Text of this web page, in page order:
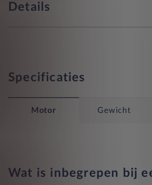
Details
Specificaties
Motor Gewicht
Wat is inbegrepen bij